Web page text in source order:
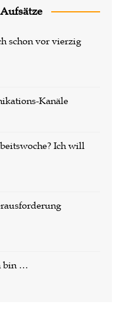
schon vor vierzig
Kanäle
Ich will
bin …